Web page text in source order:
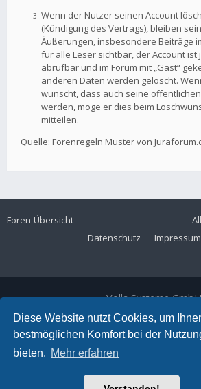
Diese Website nutzt Cookies, um
bestmöglichen Komfort bei der
bieten. Mehr erfahren
Wenn der Nutzer seinen Account
(Kündigung des Vertrags), bleiben
Äußerungen, insbesondere Beiträge
für alle Leser sichtbar, der Account ist
abrufbar und im Forum mit „Gast“
anderen Daten werden gelöscht.
wünscht, dass auch seine
werden, möge er dies beim
mitteilen.
Quelle: Forenregeln Muster von
Foren-Übersicht
Impressum
Datenschutz
Volla Systeme GmbH
Kölner Straße 102
42897 Remscheid
Telefon:+49 2191
E-Mail: